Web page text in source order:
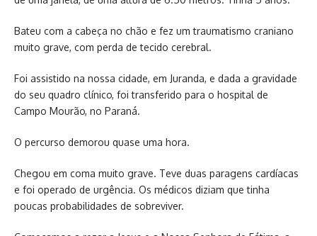
Bateu com a cabeça no chão e fez um traumatismo craniano
muito grave, com perda de tecido cerebral.
Foi assistido na nossa cidade, em Juranda, e dada a gravidade
do seu quadro clínico, foi transferido para o hospital de
Campo Mourão, no Paraná.
O percurso demorou quase uma hora.
Chegou em coma muito grave. Teve duas paragens cardíacas
e foi operado de urgência. Os médicos diziam que tinha
poucas probabilidades de sobreviver.